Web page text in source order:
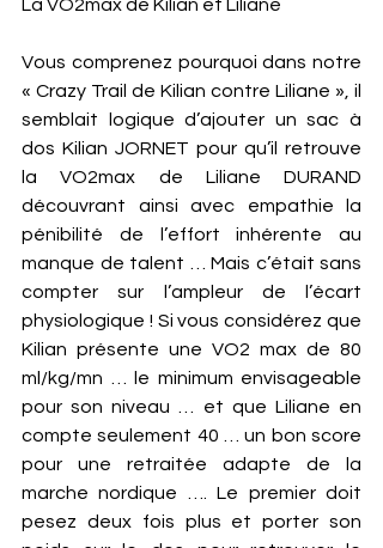
La VO2max de Kilian et Liliane
Vous comprenez pourquoi dans notre
« Crazy Trail de Kilian contre Liliane », il
semblait logique d’ajouter un sac à
dos Kilian JORNET pour qu’il retrouve
la VO2max de Liliane DURAND
découvrant ainsi avec empathie la
pénibilité de l’effort inhérente au
manque de talent … Mais c’était sans
compter sur l’ampleur de l’écart
physiologique ! Si vous considérez que
Kilian présente une VO2 max de 80
ml/kg/mn … le minimum envisageable
pour son niveau … et que Liliane en
compte seulement 40 … un bon score
pour une retraitée adapte de la
marche nordique …. Le premier doit
pesez deux fois plus et porter son